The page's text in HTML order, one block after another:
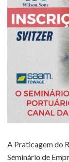
A Praticagem do
Seminário de